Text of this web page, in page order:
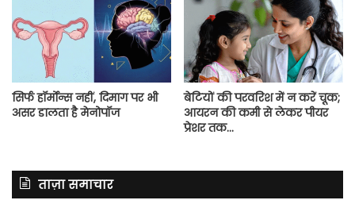
सिर्फ हॉर्मोन्स नहीं, दिमाग पर भी
असर डालता है मेनोपॉज
बेटियों की परवरिश में न करें चूक;
आयरन की कमी से लेकर पीयर
प्रेशर तक…
ताज़ा समाचार